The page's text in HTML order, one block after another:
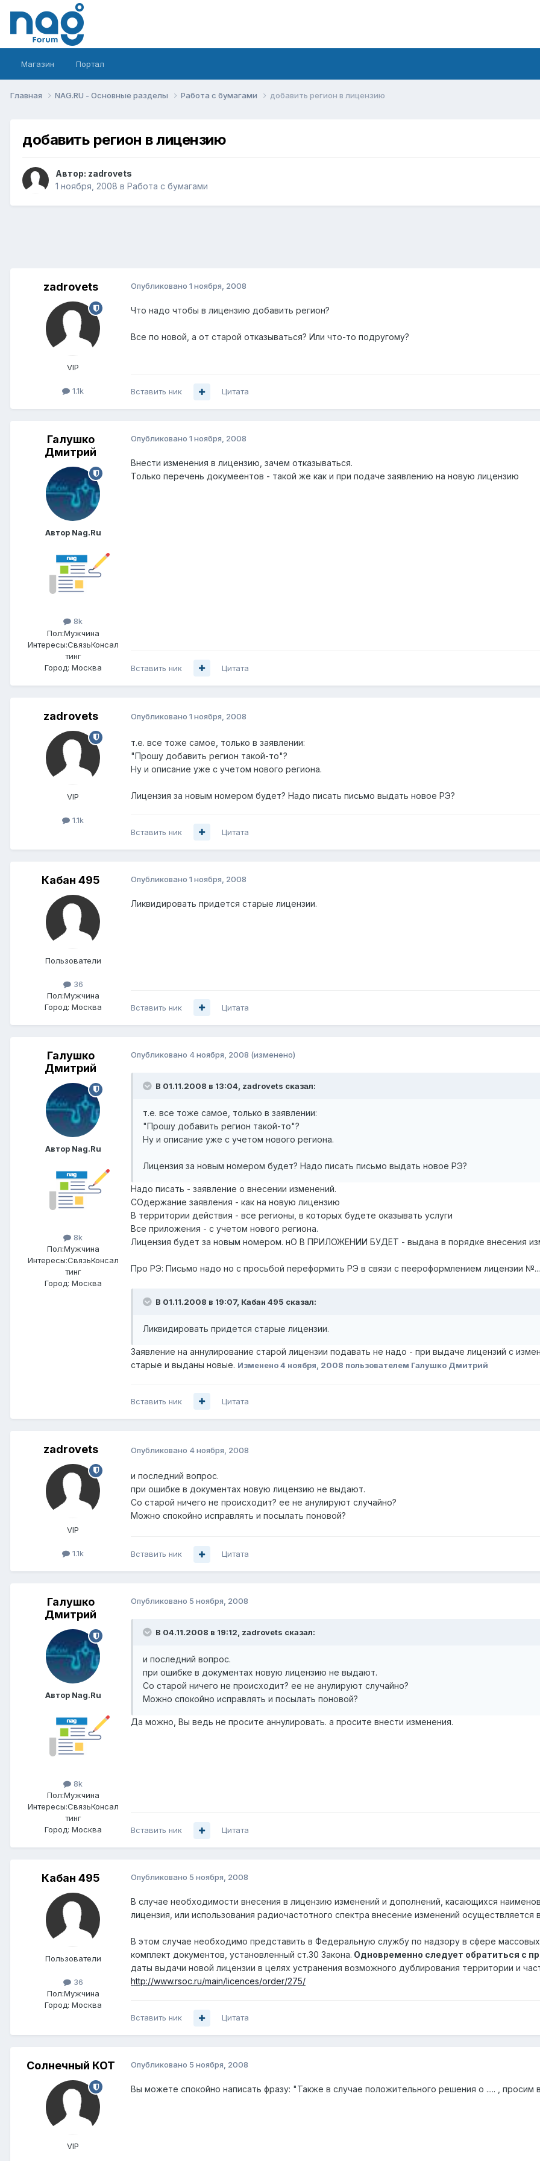
Магазин Портал
Главная NAG.RU - Основные разделы Работа с бумагами добавить регион в лицензию
добавить регион в лицензию
Автор: zadrovets
1 ноября, 2008 в Работа с бумагами
zadrovets
VIP
1.1k
Опубликовано 1 ноября, 2008
Что надо чтобы в лицензию добавить регион?
Все по новой, а от старой отказываться? Или что-то подругому?
Вставить ник Цитата
Галушко
Дмитрий
Автор Nag.Ru
8k
Пол:Мужчина
Интересы:СвязьКонсал
тинг
Город: Москва
Опубликовано 1 ноября, 2008
Внести изменения в лицензию, зачем отказываться.
Только перечень докумеентов - такой же как и при подаче заявлению на новую лицензию
Вставить ник Цитата
zadrovets
VIP
1.1k
Опубликовано 1 ноября, 2008
т.е. все тоже самое, только в заявлении:
"Прошу добавить регион такой-то"?
Ну и описание уже с учетом нового региона.
Лицензия за новым номером будет? Надо писать письмо выдать новое РЭ?
Вставить ник Цитата
Кабан 495
Пользователи
36
Пол:Мужчина
Город: Москва
Опубликовано 1 ноября, 2008
Ликвидировать придется старые лицензии.
Вставить ник Цитата
Галушко
Дмитрий
Автор Nag.Ru
8k
Пол:Мужчина
Интересы:СвязьКонсал
тинг
Город: Москва
Опубликовано 4 ноября, 2008 (изменено)
В 01.11.2008 в 13:04, zadrovets сказал:
т.е. все тоже самое, только в заявлении:
"Прошу добавить регион такой-то"?
Ну и описание уже с учетом нового региона.
Лицензия за новым номером будет? Надо писать письмо выдать новое РЭ?
Надо писать - заявление о внесении изменений.
СОдержание заявления - как на новую лицензию
В территории действия - все регионы, в которых будете оказывать услуги
Все приложения - с учетом нового региона.
Лицензия будет за новым номером. нО В ПРИЛОЖЕНИИ БУДЕТ - выдана в порядке внесения
Про РЭ: Письмо надо но с просьбой переформить РЭ в связи с пеероформлением лицензии №...
В 01.11.2008 в 19:07, Кабан 495 сказал:
Ликвидировать придется старые лицензии.
Заявление на аннулирование старой лицензии подавать не надо - при выдаче лицензий с
старые и выданы новые. Изменено4 ноября, 2008 пользователем Галушко Дмитрий
Вставить ник Цитата
zadrovets
VIP
1.1k
Опубликовано 4 ноября, 2008
и последний вопрос.
при ошибке в документах новую лицензию не выдают.
Со старой ничего не происходит? ее не анулируют случайно?
Можно спокойно исправлять и посылать поновой?
Вставить ник Цитата
Галушко
Дмитрий
Автор Nag.Ru
8k
Пол:Мужчина
Интересы:СвязьКонсал
тинг
Город: Москва
Опубликовано 5 ноября, 2008
В 04.11.2008 в 19:12, zadrovets сказал:
и последний вопрос.
при ошибке в документах новую лицензию не выдают.
Со старой ничего не происходит? ее не анулируют случайно?
Можно спокойно исправлять и посылать поновой?
Да можно, Вы ведь не просите аннулировать. а просите внести изменения.
Вставить ник Цитата
Кабан 495
Пользователи
36
Пол:Мужчина
Город: Москва
Опубликовано 5 ноября, 2008
В случае необходимости внесения в лицензию изменений и дополнений, касающихся
лицензия, или использования радиочастотного спектра внесение изменений осуществляется
В этом случае необходимо представить в Федеральную службу по надзору в сфере массовых
комплект документов, установленный ст.30 Закона. Одновременно следует обратиться с
даты выдачи новой лицензии в целях устранения возможного дублирования территории и
http://www.rsoc.ru/main/licences/order/275/
Вставить ник Цитата
Солнечный КОТ
VIP
Опубликовано 5 ноября, 2008
Вы можете спокойно написать фразу: "Также в случае положительного решения о ..... , просим